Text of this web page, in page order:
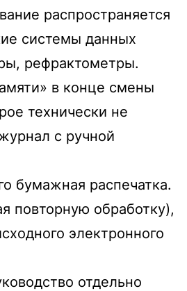
распространяется
системы данных
рефрактометры.
в конце смены
технически не
с ручной
бумажная распечатка.
повторную обработку),
электронного
отдельно